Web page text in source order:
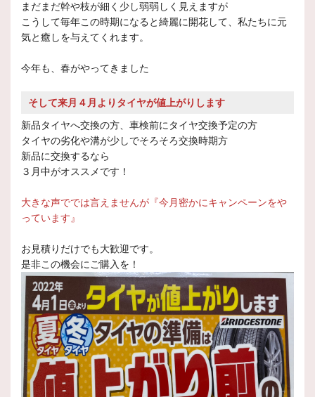
まだまだ幹や枝が細く少し弱弱しく見えますが
こうして毎年この時期になると綺麗に開花して、私たちに元
気と癒しを与えてくれます。
今年も、春がやってきました
そして来月４月よりタイヤが値上がりします
新品タイヤへ交換の方、車検前にタイヤ交換予定の方
タイヤの劣化や溝が少しでそろそろ交換時期方
新品に交換するなら
３月中がオススメです！
大きな声ででは言えませんが『今月密かにキャンペーンをや
っています』
お見積りだけでも大歓迎です。
是非この機会にご購入を！